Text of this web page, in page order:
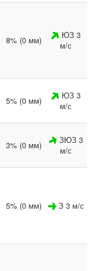
8% (0 мм)
ЮЗ 3
м/с
5% (0 мм)
ЮЗ 3
м/с
3% (0 мм)
ЗЮЗ 3
м/с
5% (0 мм) З 3 м/с